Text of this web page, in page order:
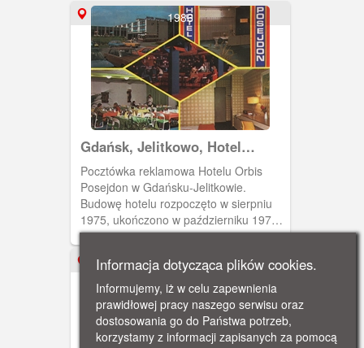
1986
Gdańsk, Jelitkowo, Hotel
Posejdon
Pocztówka reklamowa Hotelu Orbis
Posejdon w Gdańsku-Jelitkowie.
Budowę hotelu rozpoczęto w sierpniu
1975, ukończono w październiku 1976
roku. Generalnym wykonawcą była
budująca podobne obiekty także w
innych miastach Polski), pracami
kierował inż. Bernard Morigur, nadzór
sprawował inż. Marian Wgulatti, wystrój
wnętrza opracowała Elżbieta
ok. 1986
Informacja dotycząca plików cookies.
Informujemy, iż w celu zapewnienia
prawidłowej pracy naszego serwisu oraz
dostosowania go do Państwa potrzeb,
korzystamy z informacji zapisanych za pomocą